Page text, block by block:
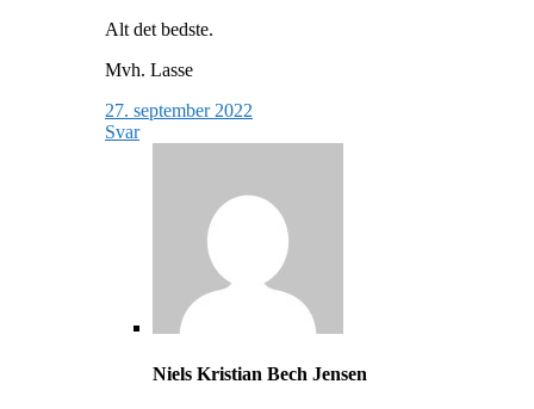
Alt det bedste.
Mvh. Lasse
27. september 2022
Svar
Niels Kristian Bech Jensen